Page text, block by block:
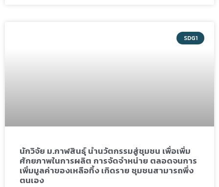
SDG1
นักวิจัย ม.กาฬสินธุ์ นำนวัตกรรมสู่ชุมชน เพื่อเพิ่ม
ศักยภาพในการผลิต การจัดจำหน่าย ตลอดจนการ
เพิ่มมูลค่าของเหลือทิ้ง เกิดราย ชุมชนสามารถพึ่ง
ตนเอง